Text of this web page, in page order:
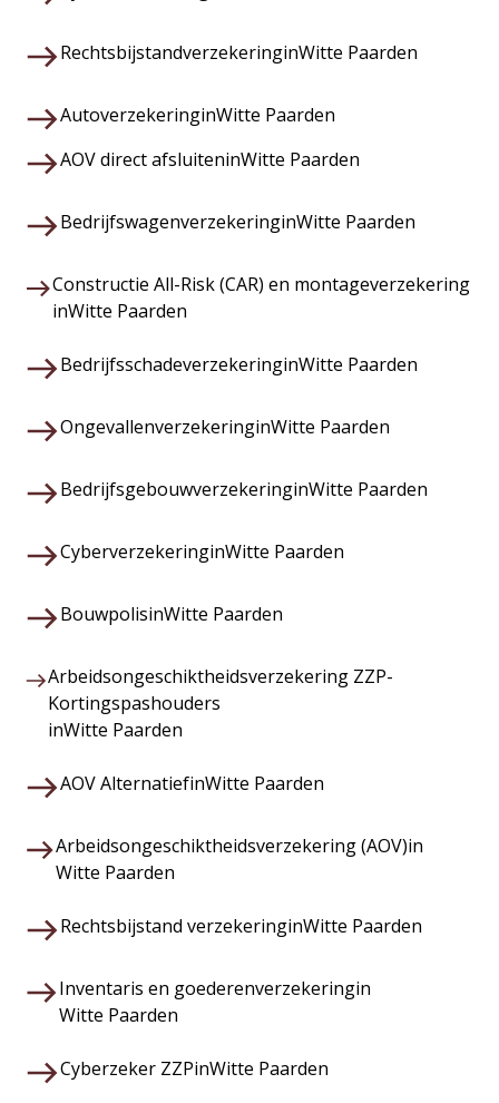
RechtsbijstandverzekeringinWitte Paarden
AutoverzekeringinWitte Paarden
AOV direct afsluiteninWitte Paarden
BedrijfswagenverzekeringinWitte Paarden
Constructie All-Risk (CAR) en montageverzekering
inWitte Paarden
BedrijfsschadeverzekeringinWitte Paarden
OngevallenverzekeringinWitte Paarden
BedrijfsgebouwverzekeringinWitte Paarden
CyberverzekeringinWitte Paarden
BouwpolisinWitte Paarden
Arbeidsongeschiktheidsverzekering ZZP-
Kortingspashouders
inWitte Paarden
AOV AlternatiefinWitte Paarden
Arbeidsongeschiktheidsverzekering (AOV)in
Witte Paarden
Rechtsbijstand verzekeringinWitte Paarden
Inventaris en goederenverzekeringin
Witte Paarden
Cyberzeker ZZPinWitte Paarden